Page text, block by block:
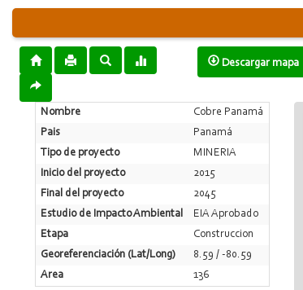
Descargar mapa
Nombre
Cobre Panamá
Pais
Panamá
Tipo de proyecto
MINERIA
Inicio del proyecto
2015
Final del proyecto
2045
Estudio de Impacto Ambiental
EIA Aprobado
Etapa
Construccion
Georeferenciación (Lat/Long)
8.59 / -80.59
Area
136